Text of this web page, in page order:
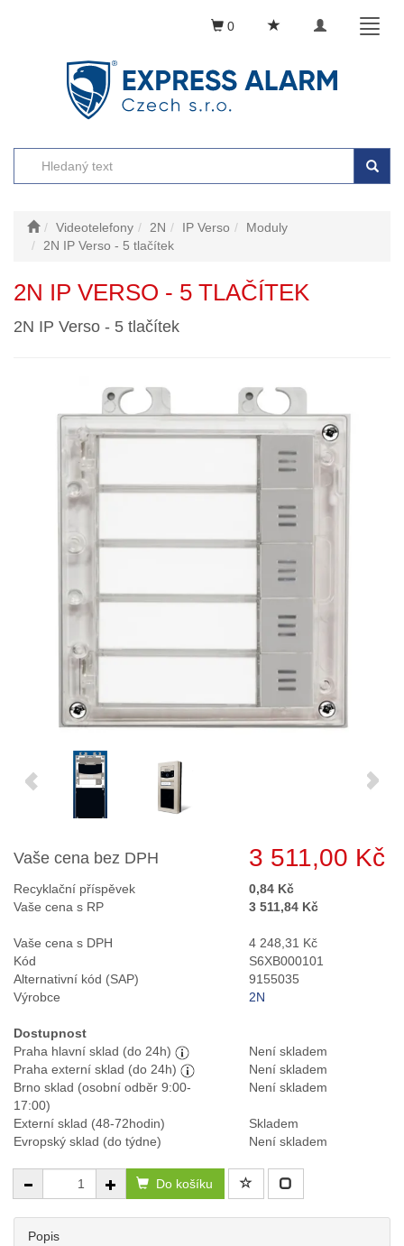
Toggle
0
Videotelefony 2N IP Verso
Moduly
2N IP Verso - 5 tlačítek
2N IP VERSO - 5 TLAČÍTEK
2N IP Verso - 5 tlačítek
Vaše cena bez DPH 3 511,00 Kč
Recyklační příspěvek
0,84 Kč
Vaše cena s RP
3 511,84 Kč
Vaše cena s DPH
4 248,31 Kč
Kód
S6XB000101
Alternativní kód (SAP)
9155035
Výrobce
2N
Dostupnost
Praha hlavní sklad (do 24h)
Není skladem
Praha externí sklad (do 24h)
Není skladem
Brno sklad (osobní odběr 9:00-
17:00)
Není skladem
Externí sklad (48-72hodin)
Skladem
Evropský sklad (do týdne)
Není skladem
Do košíku
Popis